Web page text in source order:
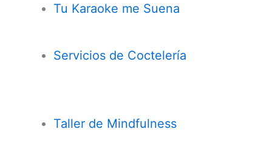
Tu Karaoke me Suena
Servicios de Coctelería
Taller de Mindfulness